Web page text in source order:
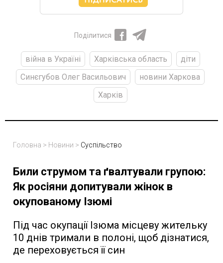
Поділитися
війна в Україні Харківська область
діти
Синєгубов Олег Васильович
новини Харкова
Харків
Головна > Новини > Суспільство
Били струмом та ґвалтували групою:
Як росіяни допитували жінок в
окупованому Ізюмі
Під час окупації Ізюма місцеву жительку
10 днів тримали в полоні, щоб дізнатися,
де переховується її син